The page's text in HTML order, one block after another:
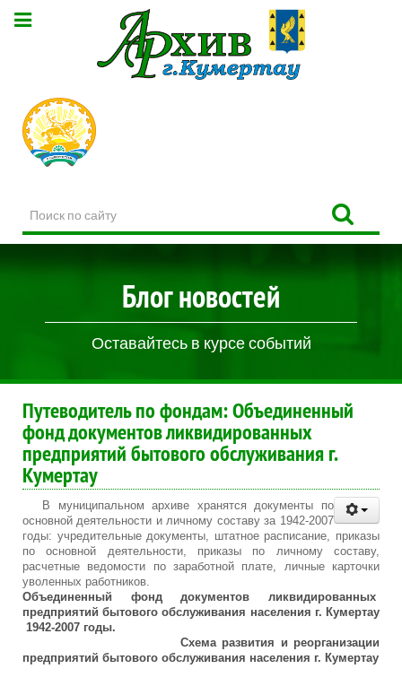
по
сайту
Блог новостей
Оставайтесь в курсе событий
Путеводитель по фондам: Объединенный
фонд документов ликвидированных
предприятий бытового обслуживания г.
Кумертау
В муниципальном архиве хранятся документы по
основной деятельности и личному составу за 1942-2007
годы: учредительные документы, штатное расписание, приказы
по основной деятельности, приказы по личному составу,
расчетные ведомости по заработной плате, личные карточки
уволенных работников.
Объединенный фонд документов ликвидированных
предприятий бытового обслуживания населения г. Кумертау
1942-2007 годы.
Схема развития и реорганизации
предприятий бытового обслуживания населения г. Кумертау